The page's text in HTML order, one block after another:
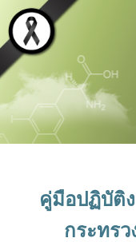
คู่มือปฏิบัติ
กระทร